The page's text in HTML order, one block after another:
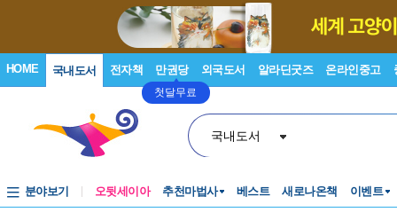
HOME 국내도서 전자책 만권당
첫달무료
외국도서 알라딘굿즈 온라인중고
국내도서
분야보기 오뒷세이아 추천마법사 베스트 새로나온책 이벤트